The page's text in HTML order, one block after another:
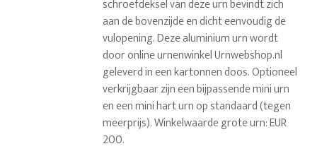
schroefdeksel van deze urn bevindt zich
aan de bovenzijde en dicht eenvoudig de
vulopening. Deze aluminium urn wordt
door online urnenwinkel Urnwebshop.nl
geleverd in een kartonnen doos. Optioneel
verkrijgbaar zijn een bijpassende mini urn
en een mini hart urn op standaard (tegen
meerprijs). Winkelwaarde grote urn: EUR
200.